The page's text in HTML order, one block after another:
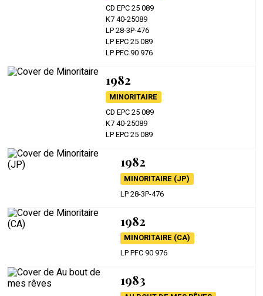
CD EPC 25 089
K7 40-25089
LP 28-3P-476
LP EPC 25 089
LP PFC 90 976
1982
MINORITAIRE
CD EPC 25 089
K7 40-25089
LP EPC 25 089
1982
MINORITAIRE (JP)
LP 28-3P-476
1982
MINORITAIRE (CA)
LP PFC 90 976
1983